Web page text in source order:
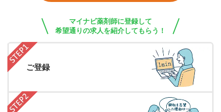
マイナビ薬剤師に登録して
希望通りの求人を紹介してもらう！
ご登録